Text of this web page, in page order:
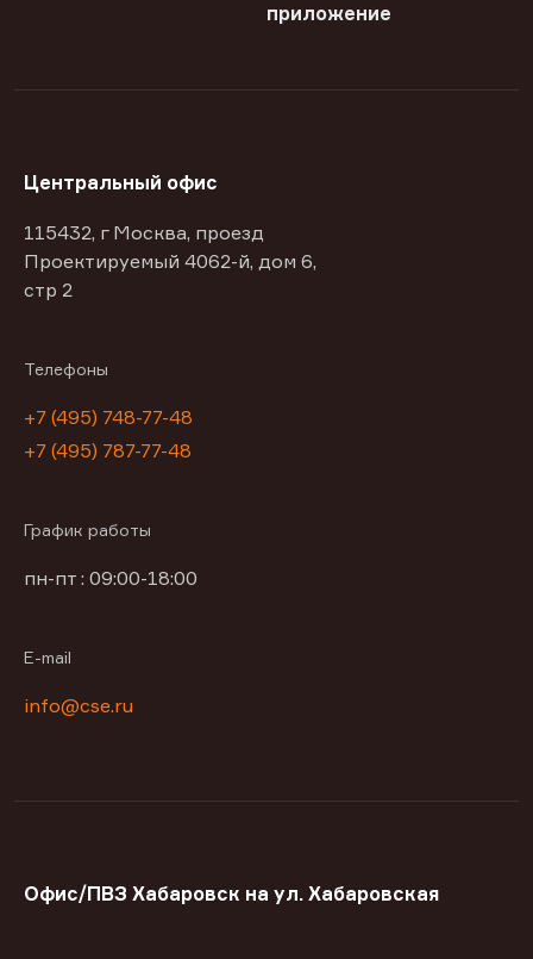
приложение
Центральный офис
115432, г Москва, проезд
Проектируемый 4062-й, дом 6,
стр 2
Телефоны
+7 (495) 748-77-48
+7 (495) 787-77-48
График работы
пн-пт : 09:00-18:00
E-mail
info@cse.ru
Офис/ПВЗ Хабаровск на ул. Хабаровская